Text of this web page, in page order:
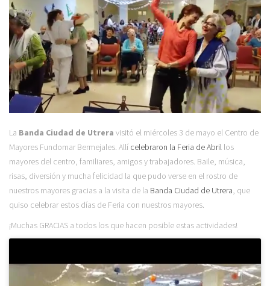
La Banda Ciudad de Utrera visitó el miércoles 3 de mayo el Centro de
Mayores Fundomar Bermejales. Allí celebraron la Feria de Abril los
mayores del centro, familiares, amigos y trabajadores. Baile, música,
risas, diversión y mucha felicidad la que pudo verse en el rostro de
nuestros mayores gracias a la visita de la Banda Ciudad de Utrera, que
quiso celebrar estos días de Feria con nuestros mayores.
¡Muchas GRACIAS a todos los que hacen posible estas actividades!